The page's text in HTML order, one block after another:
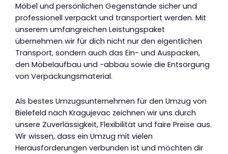
Möbel und persönlichen Gegenstände sicher und
professionell verpackt und transportiert werden. Mit
unserem umfangreichen Leistungspaket
übernehmen wir für dich nicht nur den eigentlichen
Transport, sondern auch das Ein- und Auspacken,
den Möbelaufbau und -abbau sowie die Entsorgung
von Verpackungsmaterial.
Als bestes Umzugsunternehmen für den Umzug von
Bielefeld nach Kragujevac zeichnen wir uns durch
unsere Zuverlässigkeit, Flexibilität und faire Preise aus.
Wir wissen, dass ein Umzug mit vielen
Herausforderungen verbunden ist und möchten dir